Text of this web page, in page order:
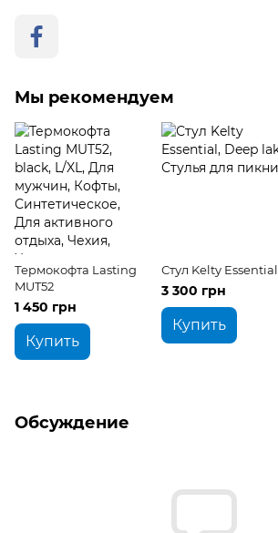
Мы рекомендуем
Термокофта Lasting
MUT52
1 450 грн
Купить
Стул Kelty Essential
3 300 грн
Купить
Обсуждение